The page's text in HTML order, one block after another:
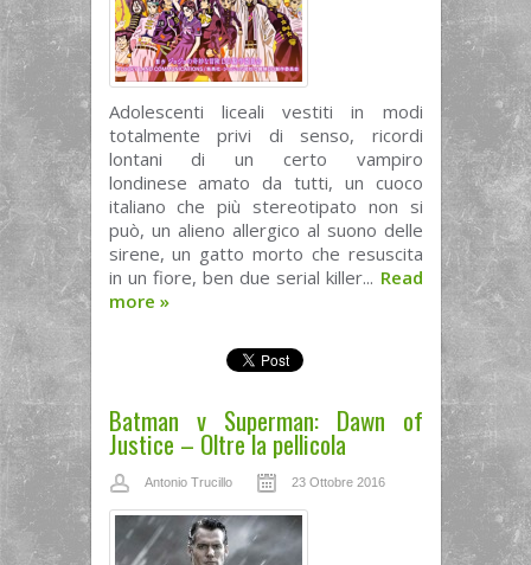
Adolescenti liceali vestiti in modi
totalmente privi di senso, ricordi
lontani di un certo vampiro
londinese amato da tutti, un cuoco
italiano che più stereotipato non si
può, un alieno allergico al suono delle
sirene, un gatto morto che resuscita
in un fiore, ben due serial killer... Read
more »
Batman v Superman: Dawn of
Justice – Oltre la pellicola
Antonio Trucillo 23 Ottobre 2016